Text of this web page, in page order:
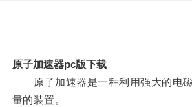
原子加速器pc版下载
原子加速器是一种利用强大的电
量的装置。